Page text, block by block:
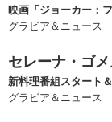
映画「ジョーカー：
グラビア＆ニュース
セレーナ・ゴメ
新料理番組スタート
グラビア＆ニュース